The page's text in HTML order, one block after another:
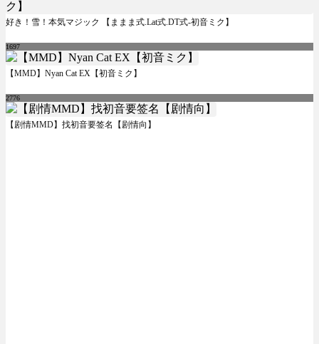
好き！雪！本気マジック 【ままま式.Lat式.DT式-初音ミク】
1697
【MMD】Nyan Cat EX【初音ミク】
2776
【剧情MMD】找初音要签名【剧情向】